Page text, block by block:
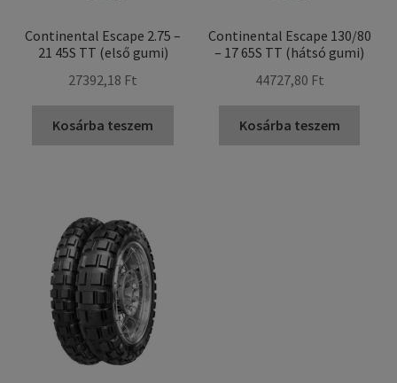
Continental Escape 2.75 –
21 45S TT (első gumi)
27392,18 Ft
Kosárba teszem
Continental Escape 130/80
– 17 65S TT (hátsó gumi)
44727,80 Ft
Kosárba teszem